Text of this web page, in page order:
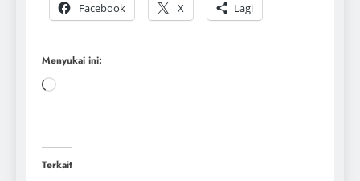
Facebook
X Lagi
Menyukai ini:
Terkait